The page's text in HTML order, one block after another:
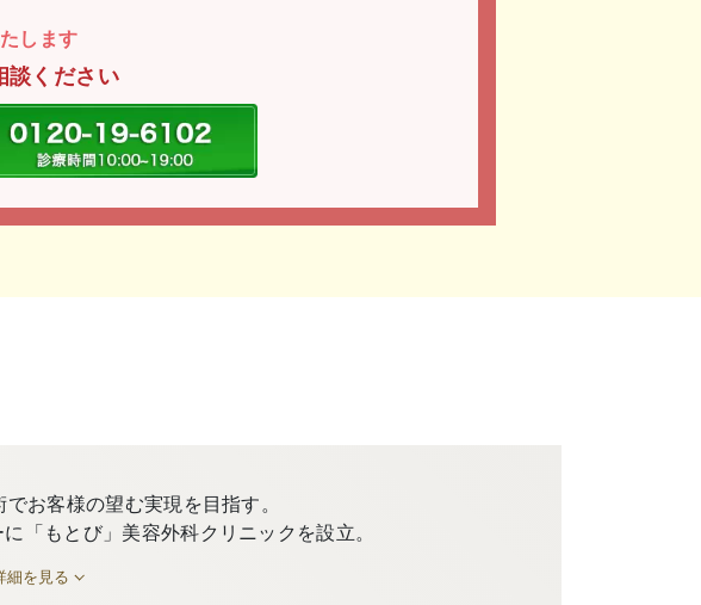
します
談ください
お客様の望む実現を目指す。
「もとび」美容外科クリニックを設立。
細を見る